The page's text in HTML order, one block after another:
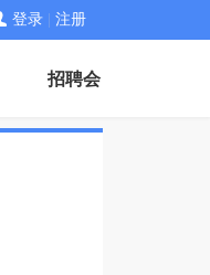
登录 注册
招聘会